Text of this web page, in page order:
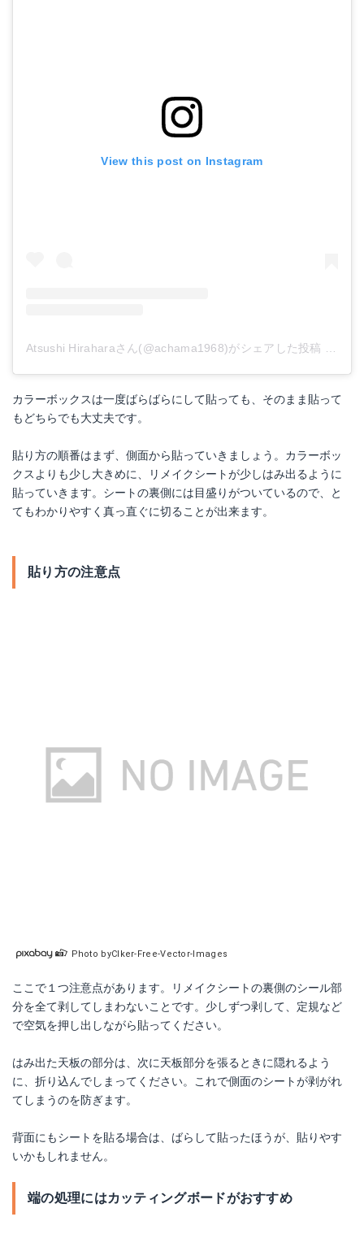
View this post on Instagram
Atsushi Hiraharaさん(@achama1968)がシェアした投稿 2019
カラーボックスは一度ばらばらにして貼っても、そのまま貼って
もどちらでも大丈夫です。
貼り方の順番はまず、側面から貼っていきましょう。カラーボッ
クスよりも少し大きめに、リメイクシートが少しはみ出るように
貼っていきます。シートの裏側には目盛りがついているので、と
てもわかりやすく真っ直ぐに切ることが出来ます。
貼り方の注意点
Photo byClker-Free-Vector-Images
ここで１つ注意点があります。リメイクシートの裏側のシール部
分を全て剥してしまわないことです。少しずつ剥して、定規など
で空気を押し出しながら貼ってください。
はみ出た天板の部分は、次に天板部分を張るときに隠れるよう
に、折り込んでしまってください。これで側面のシートが剥がれ
てしまうのを防ぎます。
背面にもシートを貼る場合は、ばらして貼ったほうが、貼りやす
いかもしれません。
端の処理にはカッティングボードがおすすめ